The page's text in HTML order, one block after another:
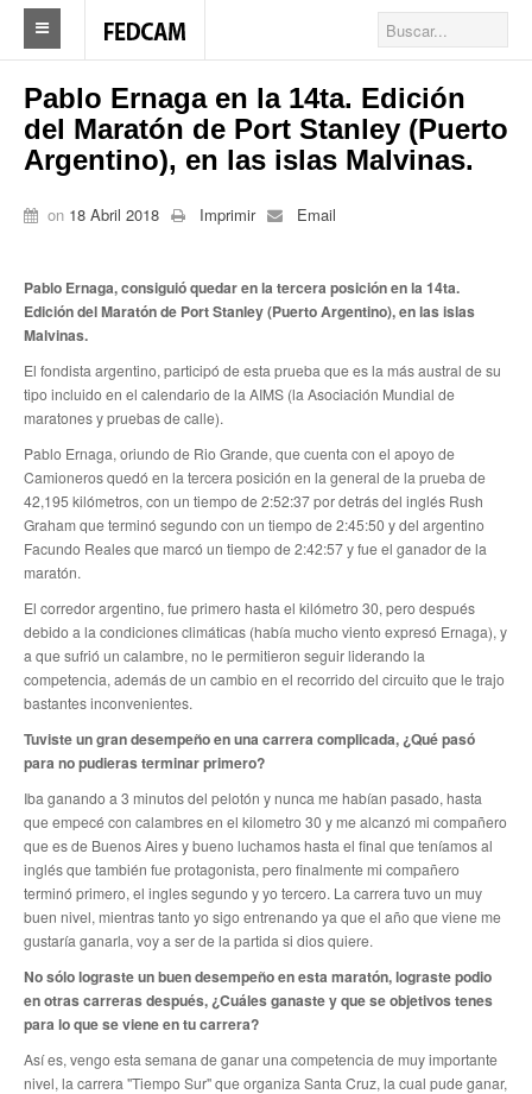
Home
Federacion
Federación
Autoridades
Nuestros Sindicatos
Delegaciones en el país
Actualidad Sindicatos
Camioneros solidarios
Publicaciones
Revista Los Camioneros
Anuario 20 años
Biblioteca Sindical
Galería de videos
Campañas de prevención
Memoria histórica
Notas
Política de Privacidad
Buscar
Secretaría general
Secretaría general adjunta
Pablo Ernaga en la 14ta. Edición
del Maratón de Port Stanley (Puerto
Argentino), en las islas Malvinas.
on 18 Abril 2018 Imprimir Email
Pablo Ernaga, consiguió quedar en la tercera posición en la 14ta.
Edición del Maratón de Port Stanley (Puerto Argentino), en las islas
Malvinas.
El fondista argentino, participó de esta prueba que es la más austral de su
tipo incluido en el calendario de la AIMS (la Asociación Mundial de
maratones y pruebas de calle).
Pablo Ernaga, oriundo de Rio Grande, que cuenta con el apoyo de
Camioneros quedó en la tercera posición en la general de la prueba de
42,195 kilómetros, con un tiempo de 2:52:37 por detrás del inglés Rush
Graham que terminó segundo con un tiempo de 2:45:50 y del argentino
Facundo Reales que marcó un tiempo de 2:42:57 y fue el ganador de la
maratón.
El corredor argentino, fue primero hasta el kilómetro 30, pero después
debido a la condiciones climáticas (había mucho viento expresó Ernaga), y
a que sufrió un calambre, no le permitieron seguir liderando la
competencia, además de un cambio en el recorrido del circuito que le trajo
bastantes inconvenientes.
Tuviste un gran desempeño en una carrera complicada, ¿Qué pasó
para no pudieras terminar primero?
Iba ganando a 3 minutos del pelotón y nunca me habían pasado, hasta
que empecé con calambres en el kilometro 30 y me alcanzó mi compañero
que es de Buenos Aires y bueno luchamos hasta el final que teníamos al
inglés que también fue protagonista, pero finalmente mi compañero
terminó primero, el ingles segundo y yo tercero. La carrera tuvo un muy
buen nivel, mientras tanto yo sigo entrenando ya que el año que viene me
gustaría ganarla, voy a ser de la partida si dios quiere.
No sólo lograste un buen desempeño en esta maratón, lograste podio
en otras carreras después, ¿Cuáles ganaste y que se objetivos tenes
para lo que se viene en tu carrera?
Así es, vengo esta semana de ganar una competencia de muy importante
nivel, la carrera "Tiempo Sur" que organiza Santa Cruz, la cual pude ganar,